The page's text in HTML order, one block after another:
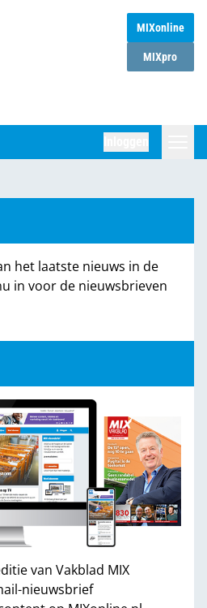
MIXonline
MIXpro
het laatste nieuws in de
in voor de nieuwsbrieven
van Vakblad MIX
nieuwsbrief